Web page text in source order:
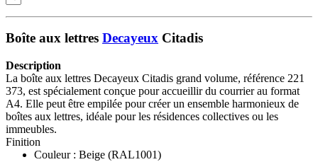
Boîte aux lettres Decayeux Citadis
Description
La boîte aux lettres Decayeux Citadis grand volume, référence 221
373, est spécialement conçue pour accueillir du courrier au format
A4. Elle peut être empilée pour créer un ensemble harmonieux de
boîtes aux lettres, idéale pour les résidences collectives ou les
immeubles.
Finition
Couleur : Beige (RAL1001)